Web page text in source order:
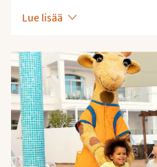
Lue lisää